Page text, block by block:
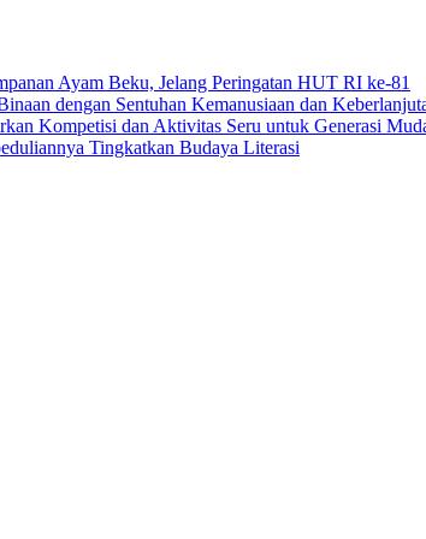
Ayam Beku, Jelang Peringatan HUT RI ke-81
dengan Sentuhan Kemanusiaan dan
Kompetisi dan Aktivitas Seru untuk Generasi
Tingkatkan Budaya Literasi